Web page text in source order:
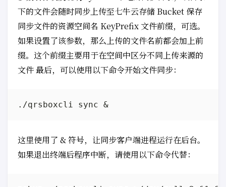
下的文件会随时同步上传至七牛云存储 Bucket 保存
同步文件的资源空间名 KeyPrefix 文件前缀，可选。
如果设置了该参数，那么上传的文件名前都会加上前
缀。这个前缀主要用于在空间中区分不同上传来源的
文件 最后，可以使用以下命令开始文件同步：
这里使用了 & 符号，让同步客户端进程运行在后台。
如果退出终端后程序中断，请使用以下命令代替：